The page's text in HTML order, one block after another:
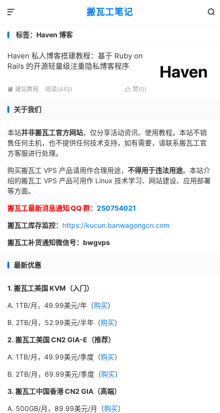
搬瓦工笔记 

标签：Haven 博客
Haven 私人博客搭建教程：基于 Ruby on
Rails 的开源轻量级注重隐私博客程序
 建站教程 阅读(445)  赞(0)
关于我们
本站并非搬瓦工官方网站，仅分享活动资讯、使用教程。本站不销
售任何主机，也不提供任何技术支持，如有需要，请联系搬瓦工官
方客服进行处理。
购买搬瓦工 VPS 产品请用作合理用途， 不得用于违法用途。本站介
绍的搬瓦工 VPS 产品可用作 Linux 技术学习、网站建设、应用部署
等方面。
搬瓦工最新消息通知 QQ 群： 250754021
搬瓦工库存监控： https://kucun.banwagongcn.com
搬瓦工补货通知微信号：bwgvps
最新优惠
1. 搬瓦工美国 KVM（入门）
A. 1TB/月，49.99美元/年（购买）
B. 2TB/月，52.99美元/半年（购买）
2. 搬瓦工美国 CN2 GIA-E（推荐）
A. 1TB/月，49.99美元/季度（购买）
B. 2TB/月，69.99美元/季度（购买）
3. 搬瓦工中国香港 CN2 GIA（高端）
A. 500GB/月，89.99美元/月（购买）